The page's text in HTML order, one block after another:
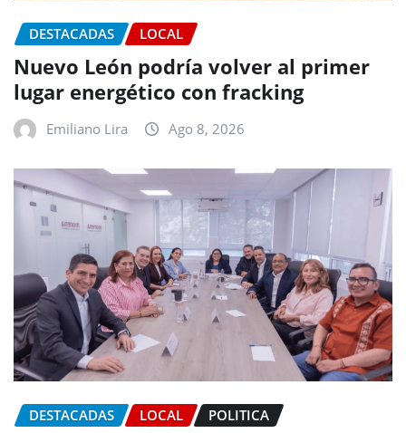
DESTACADAS LOCAL
Nuevo León podría volver al primer
lugar energético con fracking
Emiliano Lira Ago 8, 2026
DESTACADAS LOCAL POLITICA